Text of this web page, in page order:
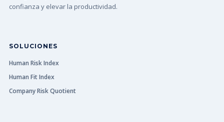
confianza y elevar la productividad.
SOLUCIONES
Human Risk Index
Human Fit Index
Company Risk Quotient